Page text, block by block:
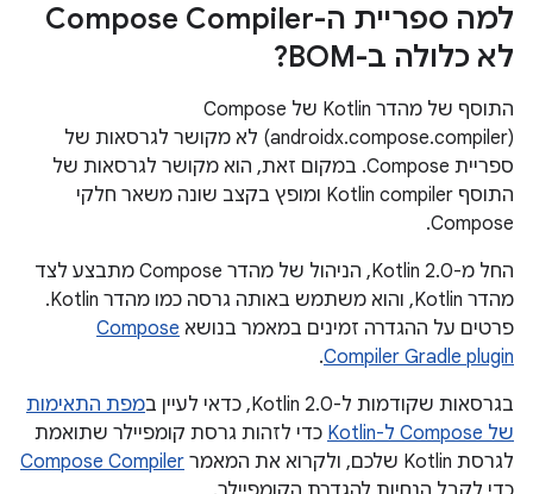
למה ספריית ה-Compose Compiler
לא כלולה ב-BOM?
(androidx.compose.compiler) לא מקושר לגרסאות של
ספריית Compose. במקום זאת, הוא מקושר לגרסאות של
התוסף Kotlin compiler ומופץ בקצב שונה משאר חלקי
Compose.
החל מ-Kotlin 2.0, הניהול של מהדר Compose מתבצע לצד
מהדר Kotlin, והוא משתמש באותה גרסה כמו מהדר Kotlin.
פרטים על ההגדרה זמינים במאמר בנושא Compose
Compiler Gradle plugin
.
בגרסאות שקודמות ל-Kotlin 2.0, כדאי לעיין ב
מפת התאימות
של Compose ל-Kotlin
כדי לזהות גרסת קומפיילר שתואמת
לגרסת Kotlin שלכם, ולקרוא את המאמר
Compose Compiler